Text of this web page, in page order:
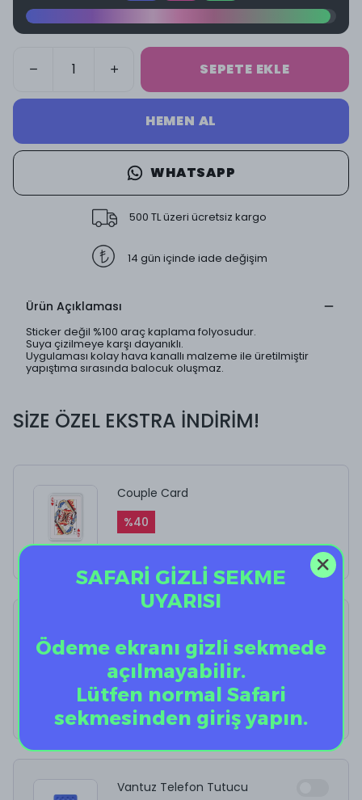
SEPETE EKLE
HEMEN AL
WHATSAPP
500 TL üzeri ücretsiz kargo
14 gün içinde iade değişim
Ürün Açıklaması
Sticker değil %100 araç kaplama folyosudur.
Suya çizilmeye karşı dayanıklı.
Uygulaması kolay hava kanallı malzeme ile üretilmiştir
yapıştıma sırasında balocuk oluşmaz.
SİZE ÖZEL EKSTRA İNDİRİM!
Couple Card
%40
₺ 12.50 ₺ 7.50
Temizleyici
%10
₺ 199.90 ₺ 179.91
Vantuz Telefon Tutucu
SAFARİ GİZLİ SEKME
UYARISI
Ödeme ekranı gizli sekmede
açılmayabilir.
Lütfen normal Safari
sekmesinden giriş yapın.